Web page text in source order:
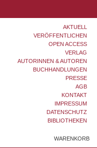
AKTUELL
VERÖFFENTLICHEN
OPEN ACCESS
VERLAG
AUTORINNEN & AUTOREN
BUCHHANDLUNGEN
PRESSE
AGB
KONTAKT
IMPRESSUM
DATENSCHUTZ
BIBLIOTHEKEN
WARENKORB